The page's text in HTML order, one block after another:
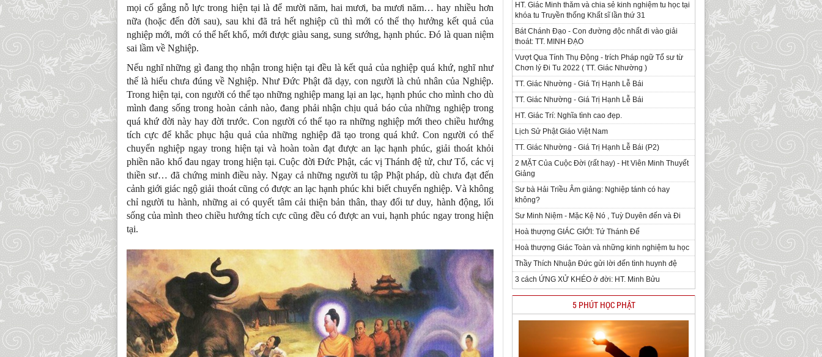
mọi cố gắng nỗ lực trong hiện tại là để mười năm, hai mươi, ba mươi năm… hay nhiều hơn
nữa (hoặc đến đời sau), sau khi đã trả hết nghiệp cũ thì mới có thể thọ hưởng kết quả của
nghiệp mới, mới có thể hết khổ, mới được giàu sang, sung sướng, hạnh phúc. Đó là quan niệm
sai lầm về Nghiệp.
Nếu nghĩ những gì đang thọ nhận trong hiện tại đều là kết quả của nghiệp quá khứ, nghĩ như
thế là hiểu chưa đúng về Nghiệp. Như Đức Phật đã dạy, con người là chủ nhân của Nghiệp.
Trong hiện tại, con người có thể tạo những nghiệp mang lại an lạc, hạnh phúc cho mình cho dù
mình đang sống trong hoàn cảnh nào, đang phải nhận chịu quả báo của những nghiệp trong
quá khứ đời này hay đời trước. Con người có thể tạo ra những nghiệp mới theo chiều hướng
tích cực để khắc phục hậu quả của những nghiệp đã tạo trong quá khứ. Con người có thể
chuyển nghiệp ngay trong hiện tại và hoàn toàn đạt được an lạc hạnh phúc, giải thoát khỏi
phiền não khổ đau ngay trong hiện tại. Cuộc đời Đức Phật, các vị Thánh đệ tử, chư Tổ, các vị
thiền sư… đã chứng minh điều này. Ngay cả những người tu tập Phật pháp, dù chưa đạt đến
cảnh giới giác ngộ giải thoát cũng có được an lạc hạnh phúc khi biết chuyển nghiệp. Và không
chỉ người tu hành, những ai có quyết tâm cải thiện bản thân, thay đổi tư duy, hành động, lối
sống của mình theo chiều hướng tích cực cũng đều có được an vui, hạnh phúc ngay trong hiện
tại.
HT. Giác Minh thăm và chia sẻ kinh nghiệm tu học tại
khóa tu Truyền thống Khất sĩ lần thứ 31
Bát Chánh Đạo - Con đường độc nhất đi vào giải
thoát: TT. MINH ĐẠO
Vượt Qua Tính Thụ Động - trích Pháp ngữ Tổ sư từ
Chơn lý Đi Tu 2022 ( TT. Giác Nhường )
TT. Giác Nhường - Giá Trị Hạnh Lễ Bái
TT. Giác Nhường - Giá Trị Hạnh Lễ Bái
HT. Giác Trí: Nghĩa tình cao đẹp.
Lịch Sử Phật Giáo Việt Nam
TT. Giác Nhường - Giá Trị Hạnh Lễ Bái (P2)
2 MẶT Của Cuộc Đời (rất hay) - Ht Viên Minh Thuyết
Giảng
Sư bà Hải Triều Âm giảng: Nghiệp tánh có hay
không?
Sư Minh Niệm - Mặc Kệ Nó , Tuỳ Duyên đến và Đi
Hoà thượng GIÁC GIỚI: Tứ Thánh Đế
Hoà thượng Giác Toàn và những kinh nghiệm tu học
Thầy Thích Nhuận Đức gửi lời đến tình huynh đệ
3 cách ỨNG XỬ KHÉO ở đời: HT. Minh Bửu
5 PHÚT HỌC PHẬT